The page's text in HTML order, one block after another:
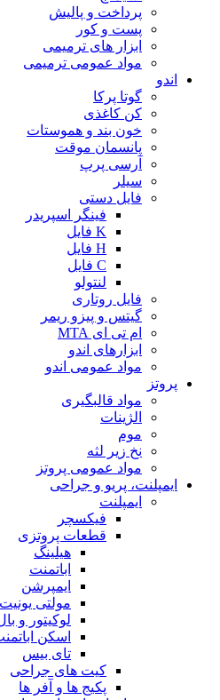
پرداخت و پالیش
پست و کور
ابزار های ترمیمی
مواد عمومی ترمیمی
اندو
گوتا پرکا
کن کاغذی
خون بند و هموستات
پانسمان موقت
آرسی پرپ
سیلر
فایل دستی
فینگر اسپریدر
K فایل
H فایل
C فایل
لنتولو
فایل روتاری
گیتس و پیزو ریمر
ام تی ای MTA
ابزارهای اندو
مواد عمومی اندو
پروتز
مواد قالبگیری
الژینات
موم
نخ زیر لثه
مواد عمومی پروتز
ایمپلنت، پریو و جراحی
ایمپلنت
فیکسچر
قطعات پروتزی
هیلینگ
اباتمنت
ایمپرشن
مولتی یونیت
لوکیتور و
اسکن
تای بیس
کیت های جراحی
پکیج ها و آفر ها